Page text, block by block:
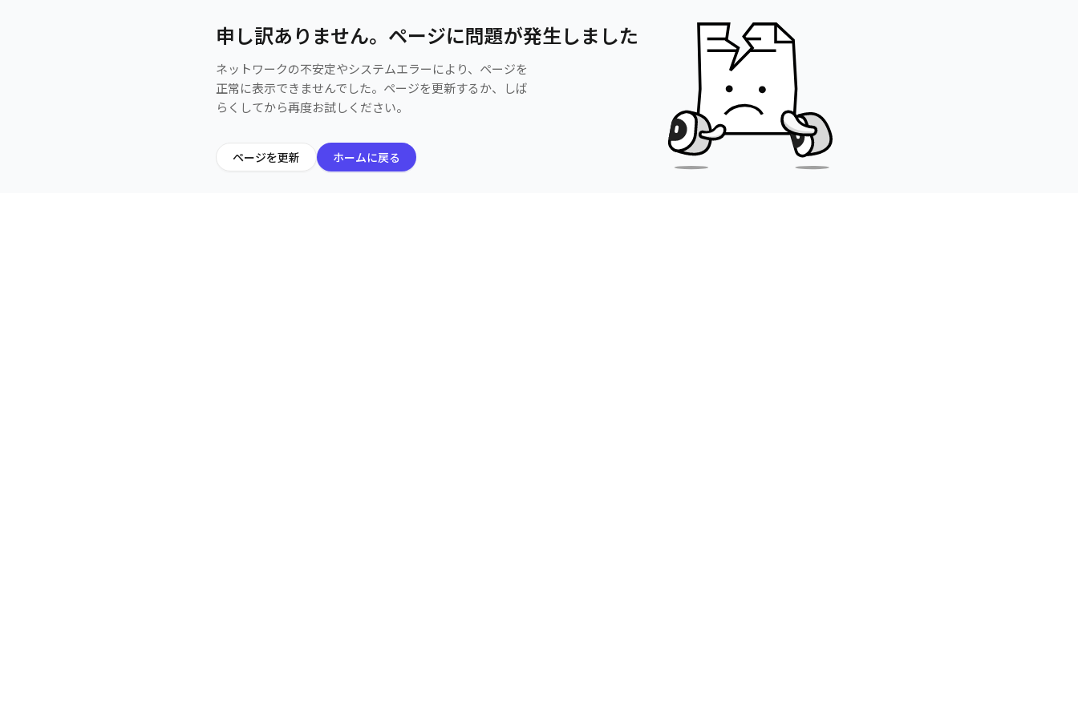
申し訳ありません。ページに問題が発生しました
ネットワークの不安定やシステムエラーにより、ページを
正常に表示できませんでした。ページを更新するか、しば
らくしてから再度お試しください。
ページを更新 ホームに戻る